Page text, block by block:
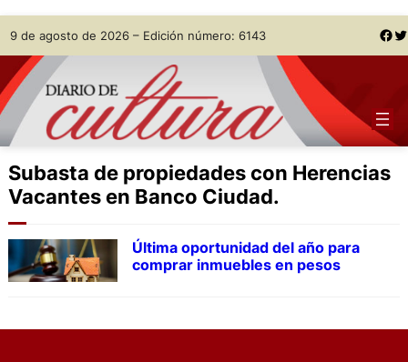
Skip
to
content
9 de agosto de 2026 – Edición número: 6143 Facebook Twitter
Subasta de propiedades con Herencias
Vacantes en Banco Ciudad.
Última oportunidad del año para
comprar inmuebles en pesos